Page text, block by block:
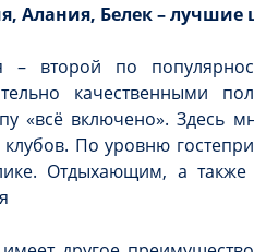
Алания, Белек – лучшие
– второй по
качественными
«всё включено». Здесь
По уровню
Отдыхающим, а также